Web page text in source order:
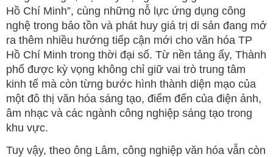
Hồ Chí Minh”, cùng những nỗ lực ứng dụng công
nghệ trong bảo tồn và phát huy giá trị di sản đang mở
ra thêm nhiều hướng tiếp cận mới cho văn hóa TP
Hồ Chí Minh trong thời đại số. Từ nền tảng ấy, Thành
phố được kỳ vọng không chỉ giữ vai trò trung tâm
kinh tế mà còn từng bước hình thành diện mạo của
một đô thị văn hóa sáng tạo, điểm đến của điện ảnh,
âm nhạc và các ngành công nghiệp sáng tạo trong
khu vực.
Tuy vậy, theo ông Lâm, công nghiệp văn hóa vẫn còn